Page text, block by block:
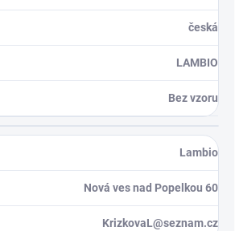
česká
LAMBIO
Bez vzoru
Lambio
Nová ves nad Popelkou 60
KrizkovaL@seznam.cz